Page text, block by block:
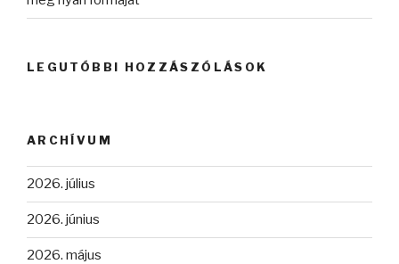
LEGUTÓBBI HOZZÁSZÓLÁSOK
ARCHÍVUM
2026. július
2026. június
2026. május